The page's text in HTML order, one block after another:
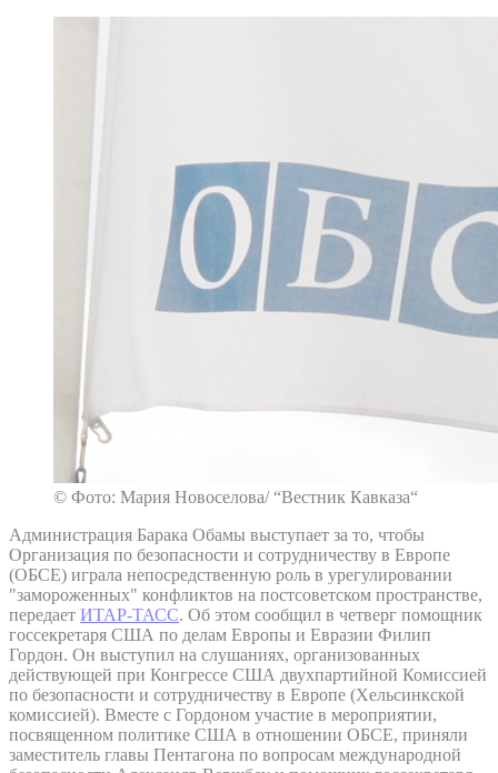
© Фото: Мария Новоселова/ “Вестник Кавказа“
Администрация Барака Обамы выступает за то, чтобы
Организация по безопасности и сотрудничеству в Европе
(ОБСЕ) играла непосредственную роль в урегулировании
"замороженных" конфликтов на постсоветском пространстве,
передает ИТАР-ТАСС. Об этом сообщил в четверг помощник
госсекретаря США по делам Европы и Евразии Филип
Гордон. Он выступил на слушаниях, организованных
действующей при Конгрессе США двухпартийной Комиссией
по безопасности и сотрудничеству в Европе (Хельсинкской
комиссией). Вместе с Гордоном участие в мероприятии,
посвященном политике США в отношении ОБСЕ, приняли
заместитель главы Пентагона по вопросам международной